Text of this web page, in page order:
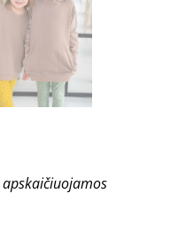
apskaičiuojamos